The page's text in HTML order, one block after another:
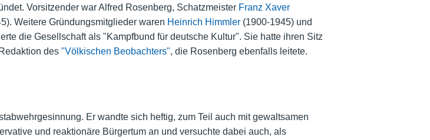
Vorsitzender war Alfred Rosenberg, Schatzmeister Franz Xaver
Weitere Gründungsmitglieder waren Heinrich Himmler(1900-1945) und
die Gesellschaft als "Kampfbund für deutsche Kultur". Sie hatte ihren Sitz
des "Völkischen Beobachters", die Rosenberg ebenfalls leitete.
Er wandte sich heftig, zum Teil auch mit gewaltsamen
und reaktionäre Bürgertum an und versuchte dabei auch, als